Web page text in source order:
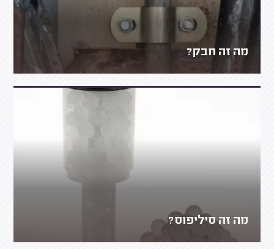
מה זה חבק?
מה זה סיליפוס?